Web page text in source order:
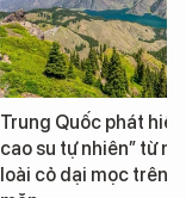
Loạt dự án bất động
Đà Nẵng sắp bị kiểm